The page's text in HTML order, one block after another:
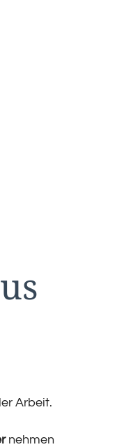
Arbeit.
nehmen